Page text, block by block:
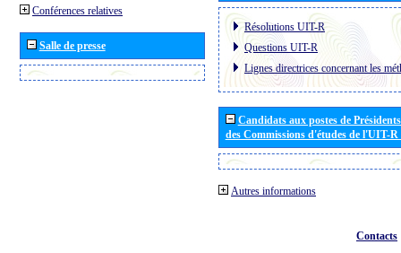
Conférences relatives
Salle de presse
Résolutions UIT-R
Questions UIT-R
Lignes directrices concernant les
Candidats aux postes de
des Commissions d'études de l'UIT-
Autres informations
Contacts